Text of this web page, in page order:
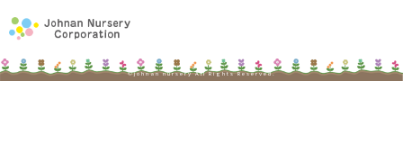
©johnan nursery All Rights Reserved.